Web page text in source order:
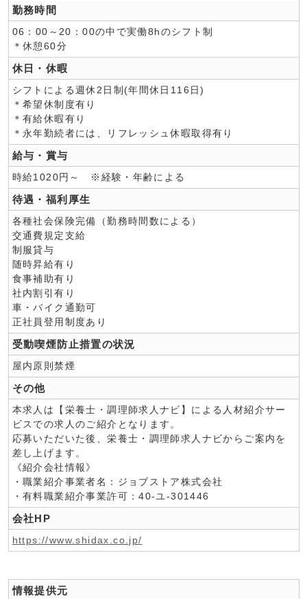
勤務時間
06：00～20：00の中で実働8hのシフト制
＊休憩60分
休日・休暇
シフトによる週休2日制(年間休日116日)
＊希望休制度有り
＊有給休暇有り
＊永年勤続者には、リフレッシュ休暇取得有り
給与・賞与
時給1020円～ ※経験・年齢による
待遇・福利厚生
各種社会保険完備（勤務時間数による）
交通費規定支給
制服貸与
随時昇給有り
食事補助有り
社内割引有り
車・バイク通勤可
正社員登用制度あり
受動喫煙防止措置の状況
屋内原則禁煙
その他
本求人は【栄養士・調理師求人ナビ】による人材紹介サー
ビスでの求人のご紹介となります。
応募いただいた後、栄養士・調理師求人ナビからご案内を
差し上げます。
《紹介会社情報》
・職業紹介事業者名：ジョブストア株式会社
・有料職業紹介事業許可：40-ユ-301446
会社HP
https://www.shidax.co.jp/
情報提供元